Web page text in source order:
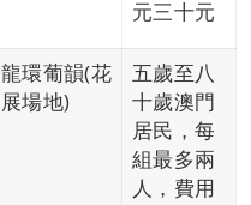
元三十元
龍環葡韻(花
展場地)
五歲至八
十歲澳門
居民，每
組最多兩
人，費用